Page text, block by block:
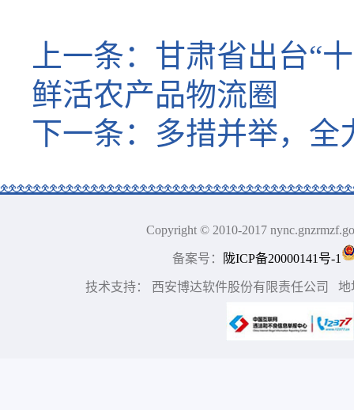
上一条： 甘肃省出台“
鲜活农产品物流圈
下一条： 多措并举，全
Copyright © 2010-2017
备案号： 陇ICP备20000141号-1
技术支持： 西安博达软件股份有限责任公司 地